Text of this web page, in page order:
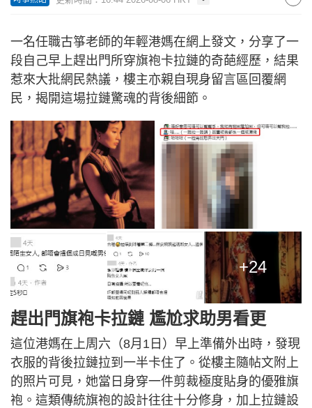
一名任職古箏老師的年輕港媽在網上發文，分享了一
段自己早上趕出門所穿旗袍卡拉鏈的奇葩經歷，結果
惹來大批網民熱議，樓主亦親自現身留言區回覆網
民，揭開這場拉鏈驚魂的背後細節。
+24
趕出門旗袍卡拉鏈 尷尬求助男看更
這位港媽在上周六（8月1日）早上準備外出時，發現
衣服的背後拉鏈拉到一半卡住了。從樓主隨帖文附上
的照片可見，她當日身穿一件剪裁極度貼身的優雅旗
袍。這類傳統旗袍的設計往往十分修身，加上拉鏈設